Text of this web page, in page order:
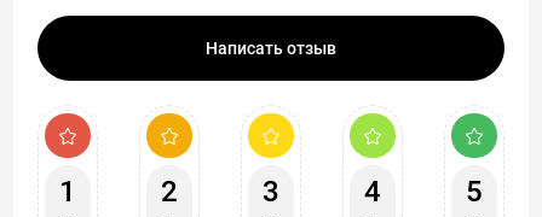
Написать отзыв
1 2 3 4 5